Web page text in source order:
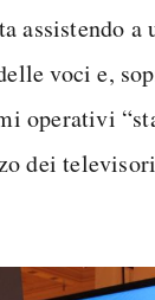
assistendo a
voci e,
operativi
dei